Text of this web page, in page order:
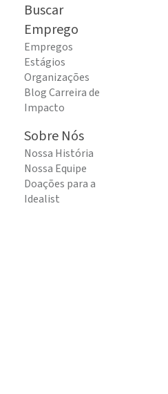
Buscar
Emprego
Empregos
Estágios
Organizações
Blog Carreira de
Impacto
Sobre Nós
Nossa História
Nossa Equipe
Doações para a
Idealist